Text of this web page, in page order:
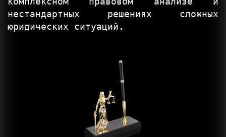
нестандартных решениях сложных
юридических ситуаций.